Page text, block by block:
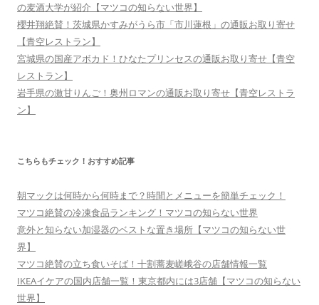
の麦酒大学が紹介【マツコの知らない世界】
櫻井翔絶賛！茨城県かすみがうら市「市川蓮根」の通販お取り寄せ
【青空レストラン】
宮城県の国産アボカド！ひなたプリンセスの通販お取り寄せ【青空
レストラン】
岩手県の激甘りんご！奥州ロマンの通販お取り寄せ【青空レストラ
ン】
こちらもチェック！おすすめ記事
朝マックは何時から何時まで？時間とメニューを簡単チェック！
マツコ絶賛の冷凍食品ランキング！マツコの知らない世界
意外と知らない加湿器のベストな置き場所【マツコの知らない世
界】
マツコ絶賛の立ち食いそば！十割蕎麦嵯峨谷の店舗情報一覧
IKEAイケアの国内店舗一覧！東京都内には3店舗【マツコの知らない
世界】